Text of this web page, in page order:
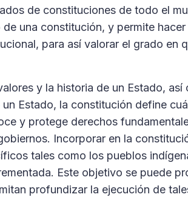
de constituciones de todo el
una constitución, y permite
para así valorar el grado en
y la historia de un Estado,
Estado, la constitución define
y protege derechos
Incorporar en la
tales como los pueblos
Este objetivo se puede
profundizar la ejecución de